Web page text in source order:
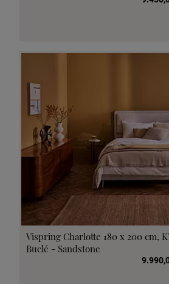
Vispring Charlotte 180 x 200 cm,
Buclé - Sandstone